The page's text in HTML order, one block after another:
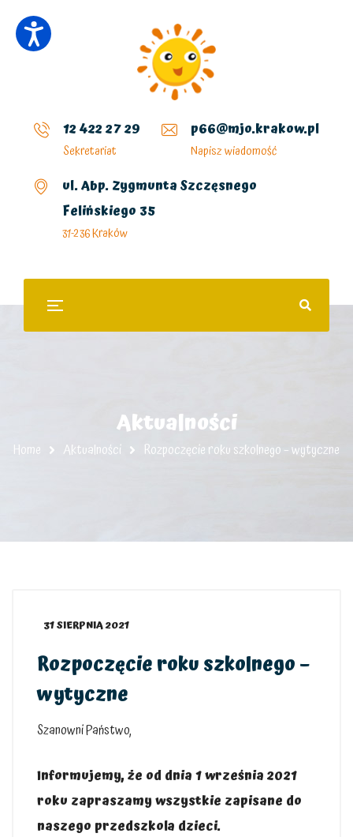
12 422 27 29
Sekretariat
p66@mjo.krakow.pl
Napisz wiadomość
ul. Abp. Zygmunta Szczęsnego
Felińskiego 35
31-236 Kraków
Aktualności
Home Aktualności Rozpoczęcie roku szkolnego – wytyczne
31 SIERPNIA 2021
Rozpoczęcie roku szkolnego –
wytyczne
Szanowni Państwo,
Informujemy, że od dnia 1 września 2021
roku zapraszamy wszystkie zapisane do
naszego przedszkola dzieci.